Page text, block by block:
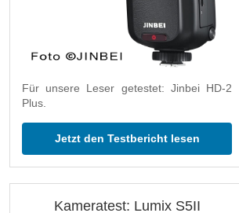
Für unsere Leser getestet: Jinbei HD-2
Plus.
Jetzt den Testbericht lesen
Kameratest: Lumix S5II